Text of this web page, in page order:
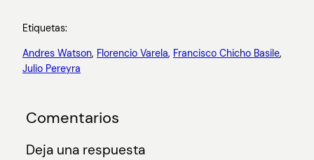
Etiquetas:
Andres Watson, Florencio Varela, Francisco Chicho Basile
Julio Pereyra
Comentarios
Deja una respuesta